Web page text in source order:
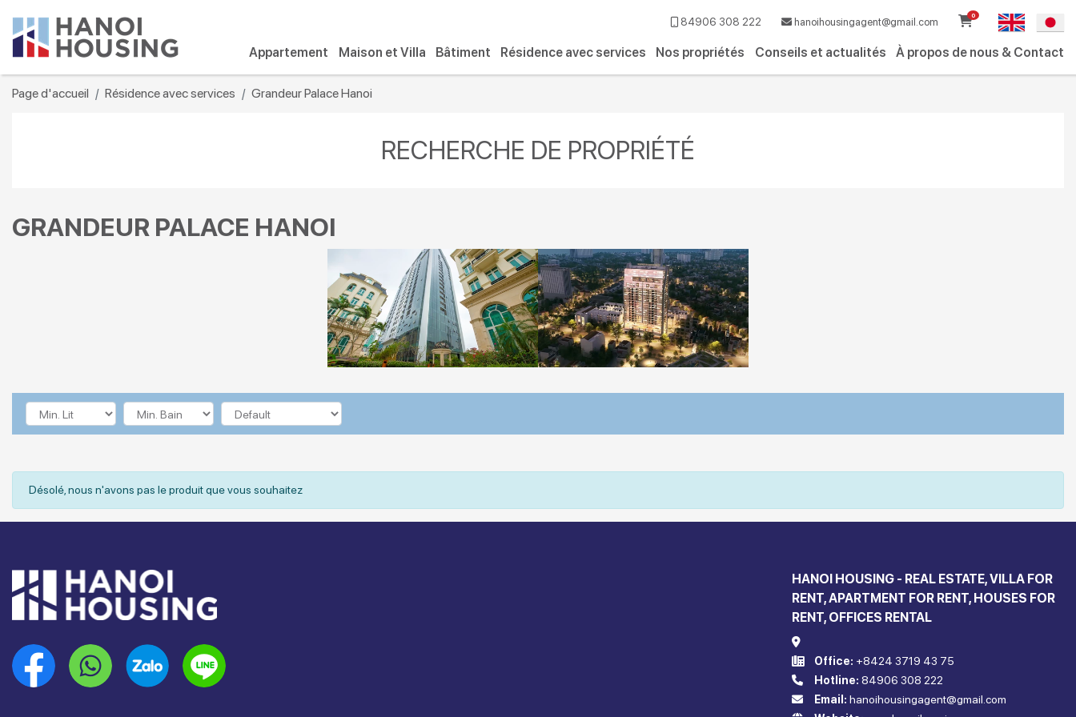
84906 308 222 hanoihousingagent@gmail.com
0
Appartement Maison et Villa Bâtiment Résidence avec services Nos propriétés Conseils et actualités À propos de nous & Contact
Page d'accueil Résidence avec services Grandeur Palace Hanoi
RECHERCHE DE PROPRIÉTÉ
GRANDEUR PALACE HANOI
Désolé, nous n'avons pas le produit que vous souhaitez
HANOI HOUSING - REAL ESTATE, VILLA FOR
RENT, APARTMENT FOR RENT, HOUSES FOR
RENT, OFFICES RENTAL
Office: +8424 3719 43 75
Hotline: 84906 308 222
Email: hanoihousingagent@gmail.com